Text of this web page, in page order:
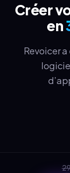
Créer
en
Revoicer